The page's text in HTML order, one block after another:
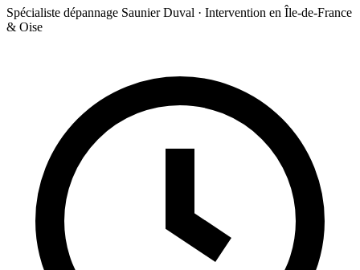
Spécialiste dépannage Saunier Duval · Intervention en Île-de-France
& Oise